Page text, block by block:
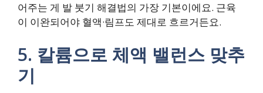
어주는 게 발 붓기 해결법의 가장 기본이에요. 근육
이 이완되어야 혈액·림프도 제대로 흐르거든요.
5. 칼륨으로 체액 밸런스 맞추
기